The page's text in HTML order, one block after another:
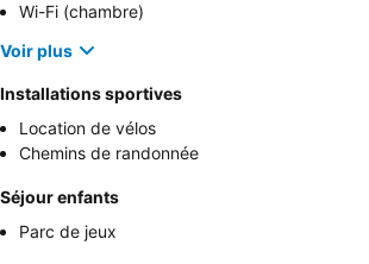
Wi-Fi (chambre)
Voir plus
Installations sportives
Location de vélos
Chemins de randonnée
Séjour enfants
Parc de jeux